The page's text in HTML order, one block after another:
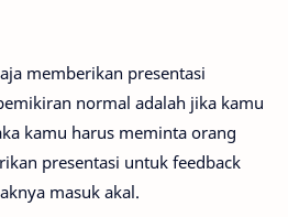
memberikan presentasi
normal adalah jika kamu
kamu harus meminta orang
presentasi untuk feedback
masuk akal.